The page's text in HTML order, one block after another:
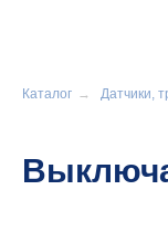
Каталог → Датчики,